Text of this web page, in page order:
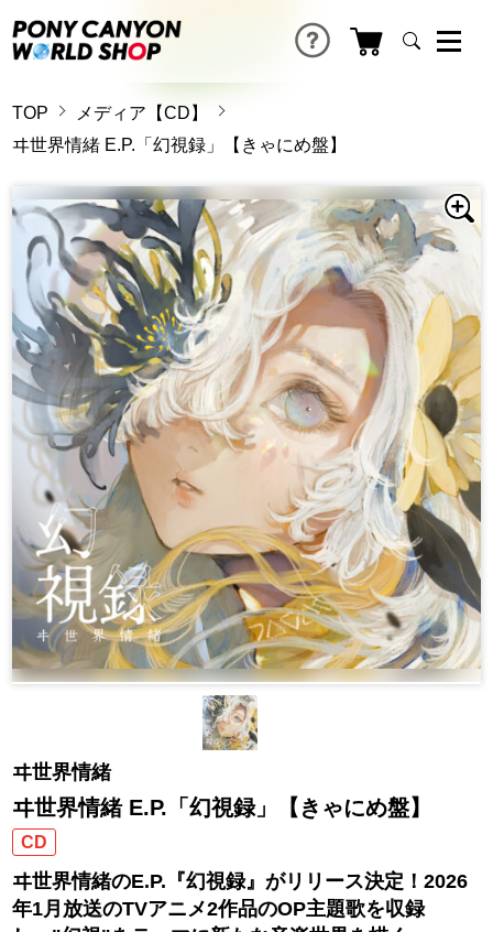
TOP
メディア【CD】
ヰ世界情緒 E.P.「幻視録」【きゃにめ盤】
ヰ世界情緒
ヰ世界情緒 E.P.「幻視録」【きゃにめ盤】
CD
ヰ世界情緒のE.P.『幻視録』がリリース決定！2026
年1月放送のTVアニメ2作品のOP主題歌を収録